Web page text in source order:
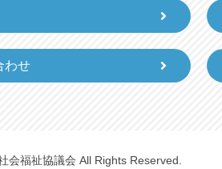
わせ
会福祉協議会 All Rights Reserved.